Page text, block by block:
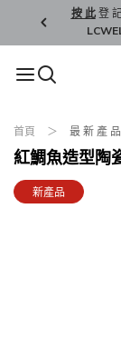
按 此登
首頁 最 新 產 品
紅鯛魚造型陶
新產品